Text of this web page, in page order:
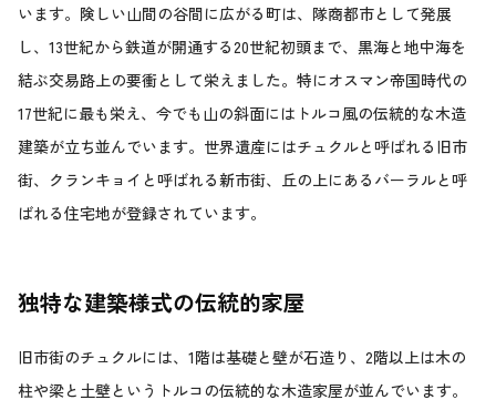
います。険しい山間の谷間に広がる町は、隊商都市として発展
し、13世紀から鉄道が開通する20世紀初頭まで、黒海と地中海を
結ぶ交易路上の要衝として栄えました。特にオスマン帝国時代の
17世紀に最も栄え、今でも山の斜面にはトルコ風の伝統的な木造
建築が立ち並んでいます。世界遺産にはチュクルと呼ばれる旧市
街、クランキョイと呼ばれる新市街、丘の上にあるバーラルと呼
ばれる住宅地が登録されています。
独特な建築様式の伝統的家屋
旧市街のチュクルには、1階は基礎と壁が石造り、2階以上は木の
柱や梁と土壁というトルコの伝統的な木造家屋が並んでいます。